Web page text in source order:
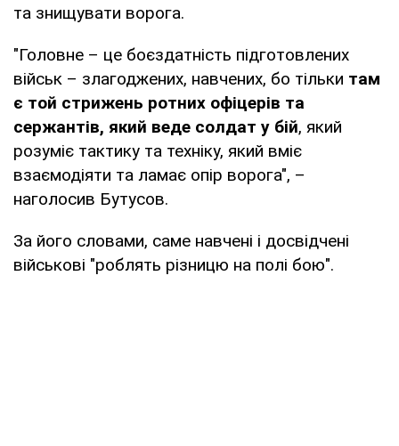
та знищувати ворога.
"Головне – це боєздатність підготовлених
військ – злагоджених, навчених, бо тільки там
є той стрижень ротних офіцерів та
сержантів, який веде солдат у бій, який
розуміє тактику та техніку, який вміє
взаємодіяти та ламає опір ворога", –
наголосив Бутусов.
За його словами, саме навчені і досвідчені
військові "роблять різницю на полі бою".